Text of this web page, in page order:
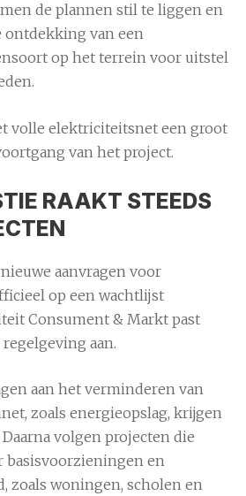
de plannen stil te liggen en
ontdekking van een
op het terrein voor uitstel
volle elektriciteitsnet een groot
van het project.
RAAKT STEEDS
aanvragen voor
op een wachtlijst
Consument & Marktpast
aan.
aan het verminderen van
zoals energieopslag, krijgen
volgen projecten die
en
zoals woningen, scholen en